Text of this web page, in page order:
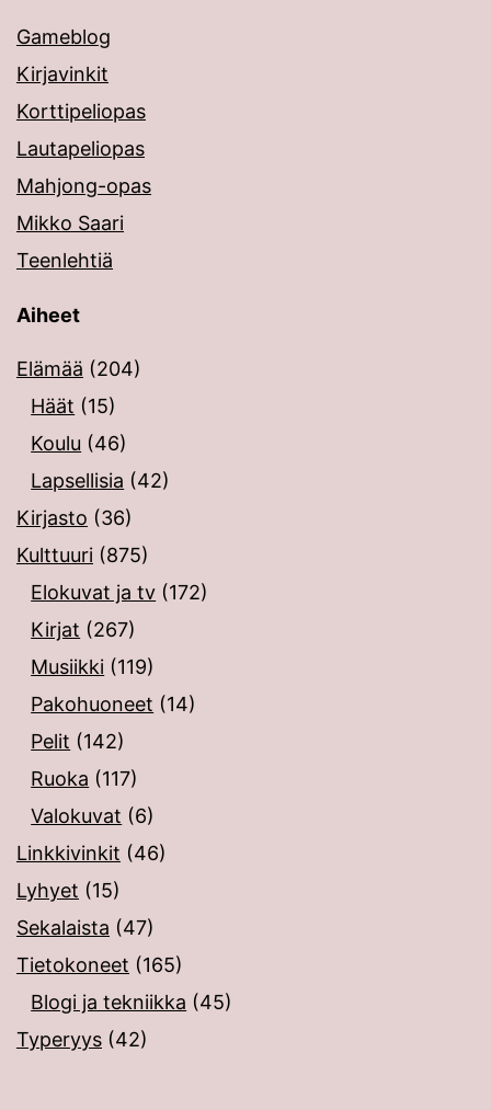
Gameblog
Kirjavinkit
Korttipeliopas
Lautapeliopas
Mahjong-opas
Mikko Saari
Teenlehtiä
Aiheet
Elämää (204)
Häät (15)
Koulu (46)
Lapsellisia (42)
Kirjasto (36)
Kulttuuri (875)
Elokuvat ja tv (172)
Kirjat (267)
Musiikki (119)
Pakohuoneet (14)
Pelit (142)
Ruoka (117)
Valokuvat (6)
Linkkivinkit (46)
Lyhyet (15)
Sekalaista (47)
Tietokoneet (165)
Blogi ja tekniikka (45)
Typeryys (42)